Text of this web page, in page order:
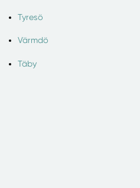
Tyresö
Värmdö
Täby